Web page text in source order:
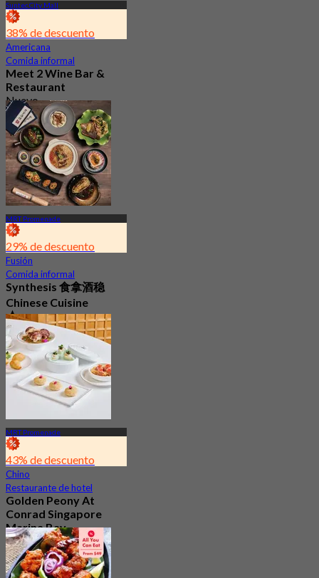
Suntec City Mall
38% de descuento
Americana
Comida informal
Meet 2 Wine Bar &
Restaurant
Nuevo
4.7
DesdeS$ 46.33
MRT Promenade
29% de descuento
Fusión
Comida informal
Synthesis 食拿酒稳
Chinese Cuisine
4.8
350 Reservado
DesdeS$ 45.56
MRT Promenade
43% de descuento
Chino
Restaurante de hotel
Golden Peony At
Conrad Singapore
Marina Bay
4.6
189 Reservado
DesdeS$ 68